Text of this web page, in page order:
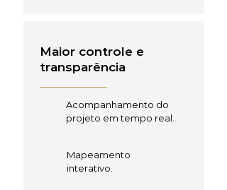
Maior controle e
transparência
Acompanhamento do
projeto em tempo real.
Mapeamento
interativo.